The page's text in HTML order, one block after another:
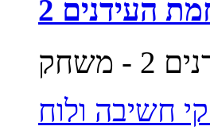
העידנים 2
חשיבה ולוח